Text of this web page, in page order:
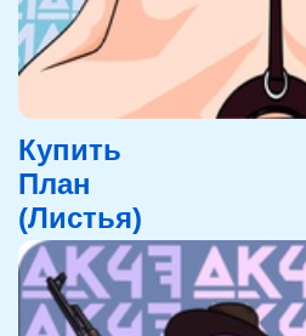
Купить
План
(Листья)